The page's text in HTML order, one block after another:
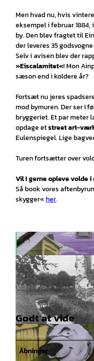
Men hvad nu, hvis
eksempel i februar
by. Den blev fragtet til
der leveres 35
Selv i avisen blev der
»Eiscalamitet«! Mon
sæson end i koldere år?
Fortsæt nu jeres
mod bymuren. Der ser I
bryggeriet. Et par meter
opdage etstreet art-
Eulenspiegel. Lige
Turen fortsætter over
Vil I gerne opleve volde i
Så book vores
skygger«her.
© -, CC0 |CC0
Godt at vide
Åbninger